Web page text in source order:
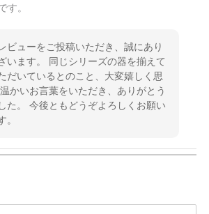
す。
ビューをご投稿いただき、誠にあり
います。 同じシリーズの器を揃えて
だいているとのこと、大変嬉しく思
かいお言葉をいただき、ありがとう
た。 今後ともどうぞよろしくお願い
。